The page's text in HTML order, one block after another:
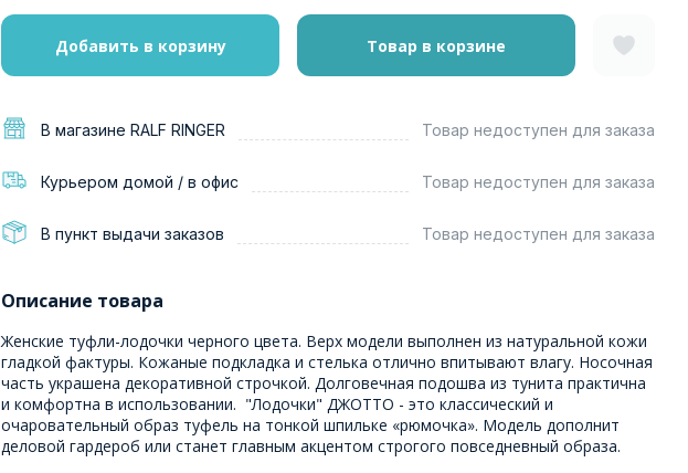
Добавить в корзину Товар в корзине
В магазине RALF RINGER Товар недоступен для заказа
Курьером домой / в офис Товар недоступен для заказа
В пункт выдачи заказов Товар недоступен для заказа
Описание товара
Женские туфли-лодочки черного цвета. Верх модели выполнен из натуральной кожи
гладкой фактуры. Кожаные подкладка и стелька отлично впитывают влагу. Носочная
часть украшена декоративной строчкой. Долговечная подошва из тунита практична
и комфортна в использовании. "Лодочки" ДЖОТТО - это классический и
очаровательный образ туфель на тонкой шпильке «рюмочка». Модель дополнит
деловой гардероб или станет главным акцентом строгого повседневный образа.